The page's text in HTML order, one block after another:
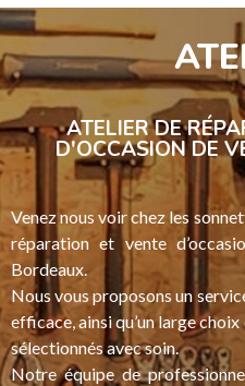
ATELIER DE
D'OCCASION DE
Venez nous voir chez les
réparation et vente
Bordeaux.
Nous vous proposons un
efficace, ainsi qu’un large
sélectionnés avec soin.
Notre équipe de